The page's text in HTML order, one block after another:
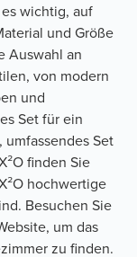
wichtig, auf
und Größe
Auswahl an
von modern
und
Set für ein
Set
finden Sie
hochwertige
Besuchen Sie
um das
zu finden.